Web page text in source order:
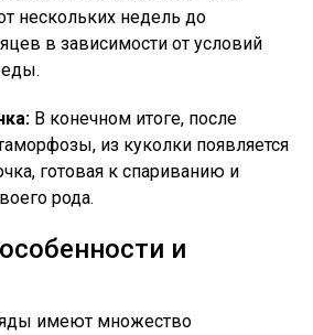
нескольких недель до
в зависимости от условий
В конечном итоге, после
из куколки появляется
готовая к спариванию и
рода.
и
имеют множество